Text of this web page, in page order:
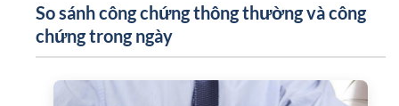
So sánh công chứng thông thường và công
chứng trong ngày